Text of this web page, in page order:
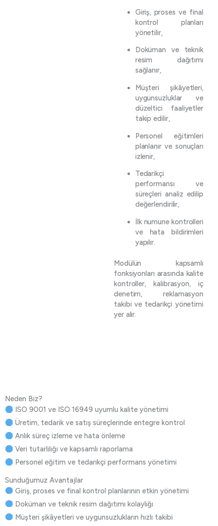
Giriş, proses ve final
kontrol planları
yönetilir,
Doküman ve teknik
resim dağıtımı
sağlanır,
Müşteri şikâyetleri,
uygunsuzluklar ve
düzeltici faaliyetler
takip edilir,
Personel eğitimleri
planlanır ve sonuçları
izlenir,
Tedarikçi
performansı ve
süreçleri analiz edilip
değerlendirilir,
İlk numune kontrolleri
ve hata bildirimleri
yapılır.
Modülün kapsamlı
fonksiyonları arasında kalite
kontroller, kalibrasyon, iç
denetim, reklamasyon
takibi ve tedarikçi yönetimi
yer alır.
Neden Biz?
ISO 9001 ve ISO 16949 uyumlu kalite yönetimi
Üretim, tedarik ve satış süreçlerinde entegre kontrol
Anlık süreç izleme ve hata önleme
Veri tutarlılığı ve kapsamlı raporlama
Personel eğitim ve tedarikçi performans yönetimi
Sunduğumuz Avantajlar
Giriş, proses ve final kontrol planlarının etkin yönetimi
Doküman ve teknik resim dağıtımı kolaylığı
Müşteri şikâyetleri ve uygunsuzlukların hızlı takibi